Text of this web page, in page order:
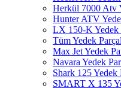
Herkül 7000 Atv
Hunter ATV
LX 150-K Yedek
Tüm Yedek
Max Jet Yedek
Navara Yedek
Shark 125 Yedek
SMART X 135